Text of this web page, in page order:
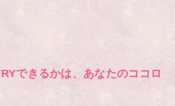
できるかは、あなたのココロ